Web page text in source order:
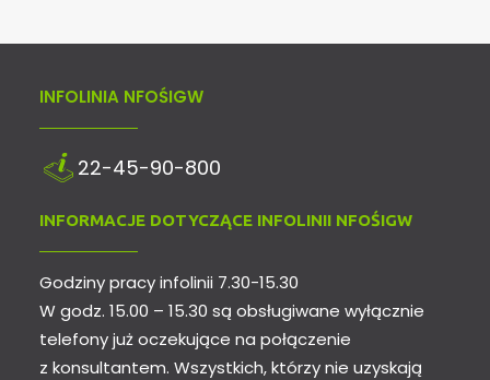
INFOLINIA NFOŚIGW
22-45-90-800
INFORMACJE DOTYCZĄCE INFOLINII NFOŚIGW
Godziny pracy infolinii 7.30-15.30
W godz. 15.00 – 15.30 są obsługiwane wyłącznie
telefony już oczekujące na połączenie
z konsultantem. Wszystkich, którzy nie uzyskają